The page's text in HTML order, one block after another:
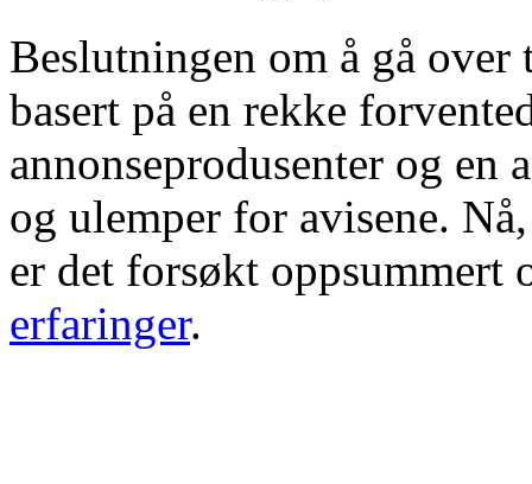
Beslutningen om å gå
basert på en rekke
annonseprodusenter og en
og ulemper for avisene.
er det forsøkt oppsummert
erfaringer.